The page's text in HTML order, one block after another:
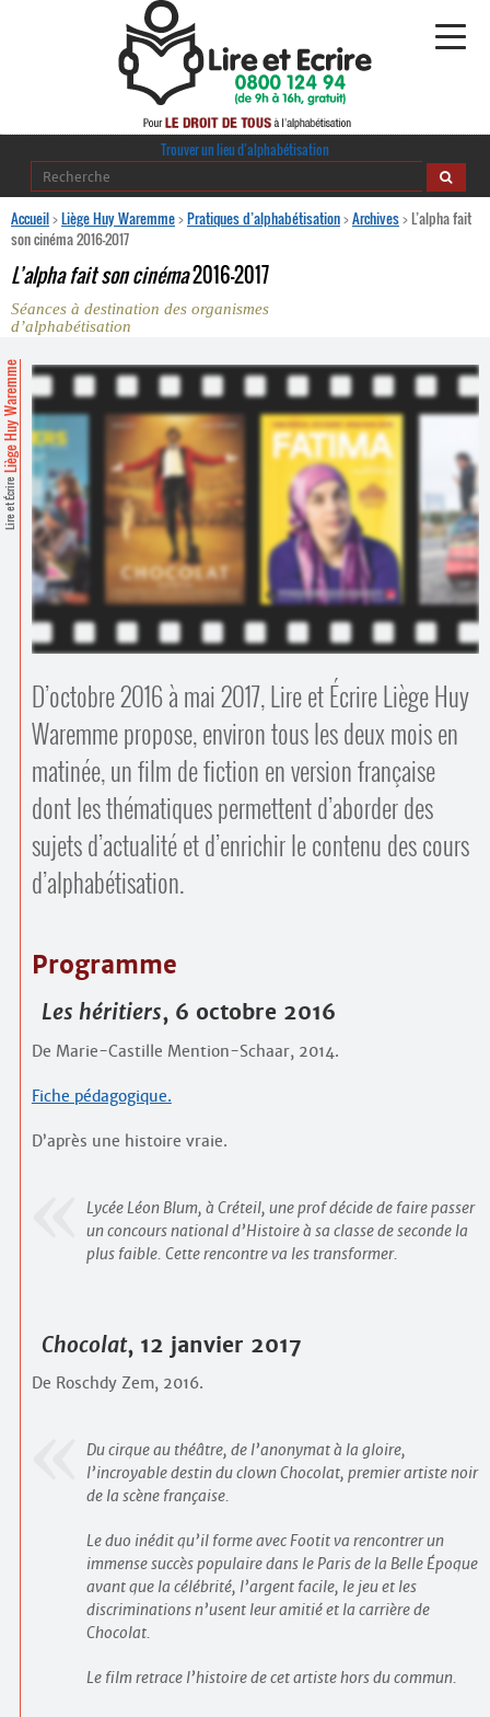
Alphabétisation
Regards croisés
·
Ressources pédagogiques
Comprendre et parler
Bienvenue en Belgique
Espace presse
Contacts
Trouver un lieu d’alphabétisation
Trouver un lieu d’alphabétisation
Accueil>Liège Huy Waremme>Pratiques d’alphabétisation>Archives>L’alpha fait
son cinéma 2016-2017
L’alpha fait son cinéma2016-2017
Séances à destination des organismes
d’alphabétisation
Lire et Écrire
Liège Huy Waremme
D’octobre 2016 à mai 2017, Lire et Écrire Liège Huy
Waremme propose, environ tous les deux mois en
matinée, un film de fiction en version française
dont les thématiques permettent d’aborder des
sujets d’actualité et d’enrichir le contenu des cours
d’alphabétisation.
Programme
Les héritiers, 6 octobre 2016
De Marie-Castille Mention-Schaar, 2014.
Fiche pédagogique.
D’après une histoire vraie.
Lycée Léon Blum, à Créteil, une prof décide de faire passer
un concours national d’Histoire à sa classe de seconde la
plus faible. Cette rencontre va les transformer.
Chocolat, 12 janvier 2017
De Roschdy Zem, 2016.
Du cirque au théâtre, de l’anonymat à la gloire,
l’incroyable destin du clown Chocolat, premier artiste noir
de la scène française.
Le duo inédit qu’il forme avec Footit va rencontrer un
immense succès populaire dans le Paris de la Belle Époque
avant que la célébrité, l’argent facile, le jeu et les
discriminations n’usent leur amitié et la carrière de
Chocolat.
Le film retrace l’histoire de cet artiste hors du commun.